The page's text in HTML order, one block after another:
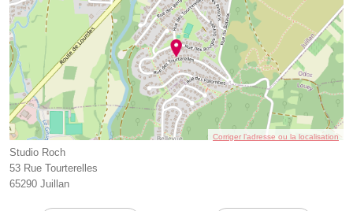
Corriger l’adresse ou la localisation
Studio Roch
53 Rue Tourterelles
65290 Juillan